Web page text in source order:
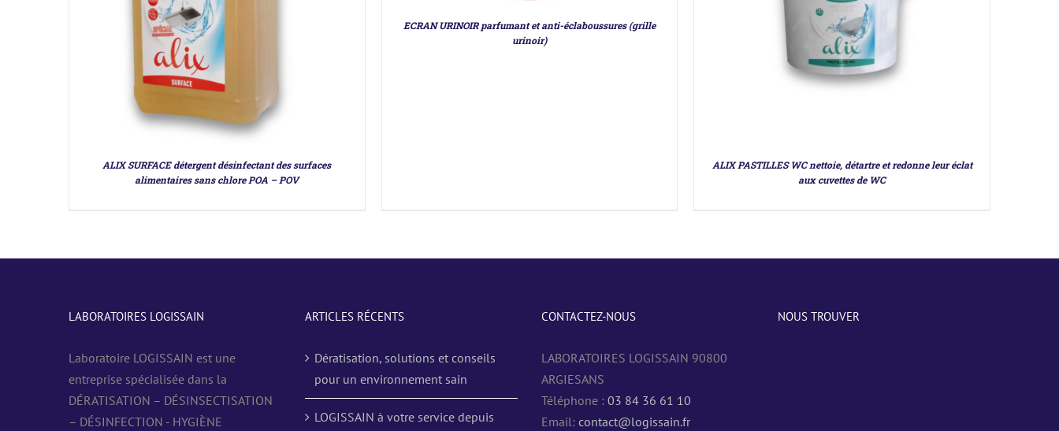
ALIX SURFACE détergent désinfectant des surfaces
alimentaires sans chlore POA – POV
ECRAN URINOIR parfumant et anti-éclaboussures (grille
urinoir)
ALIX PASTILLES WC nettoie, détartre et redonne leur éclat
aux cuvettes de WC
LABORATOIRES LOGISSAIN
Laboratoire LOGISSAIN est une
entreprise spécialisée dans la
DÉRATISATION – DÉSINSECTISATION
– DÉSINFECTION - HYGIÈNE
ARTICLES RÉCENTS
Dératisation, solutions et conseils
pour un environnement sain
LOGISSAIN à votre service depuis
CONTACTEZ-NOUS
LABORATOIRES LOGISSAIN 90800
ARGIESANS
Téléphone : 03 84 36 61 10
Email: contact@logissain.fr
NOUS TROUVER